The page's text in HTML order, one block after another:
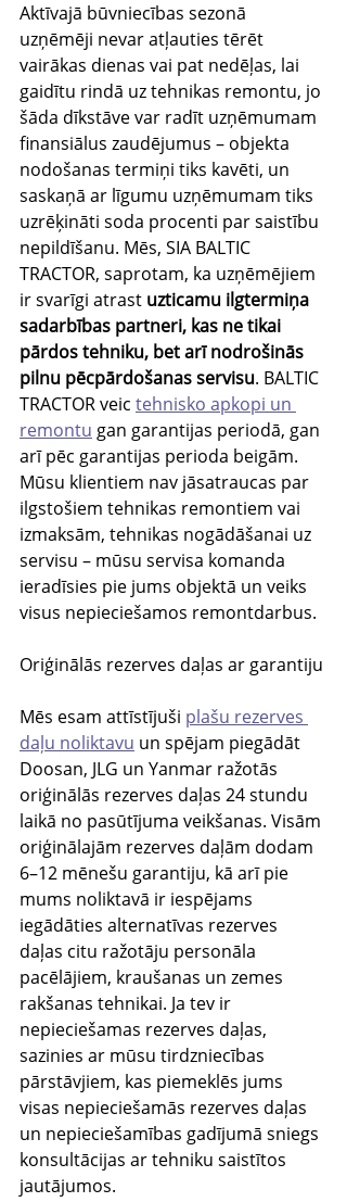
Aktīvajā būvniecības sezonā
uzņēmēji nevar atļauties tērēt
vairākas dienas vai pat nedēļas, lai
gaidītu rindā uz tehnikas remontu, jo
šāda dīkstāve var radīt uzņēmumam
finansiālus zaudējumus – objekta
nodošanas termiņi tiks kavēti, un
saskaņā ar līgumu uzņēmumam tiks
uzrēķināti soda procenti par saistību
nepildīšanu. Mēs, SIA BALTIC
TRACTOR, saprotam, ka uzņēmējiem
ir svarīgi atrast uzticamu ilgtermiņa
sadarbības partneri, kas ne tikai
pārdos tehniku, bet arī nodrošinās
pilnu pēcpārdošanas servisu. BALTIC
TRACTOR veic tehnisko apkopi un
remontu gan garantijas periodā, gan
arī pēc garantijas perioda beigām.
Mūsu klientiem nav jāsatraucas par
ilgstošiem tehnikas remontiem vai
izmaksām, tehnikas nogādāšanai uz
servisu – mūsu servisa komanda
ieradīsies pie jums objektā un veiks
visus nepieciešamos remontdarbus.
Oriģinālās rezerves daļas ar garantiju
Mēs esam attīstījuši plašu rezerves
daļu noliktavu un spējam piegādāt
Doosan, JLG un Yanmar ražotās
oriģinālās rezerves daļas 24 stundu
laikā no pasūtījuma veikšanas. Visām
oriģinālajām rezerves daļām dodam
6–12 mēnešu garantiju, kā arī pie
mums noliktavā ir iespējams
iegādāties alternatīvas rezerves
daļas citu ražotāju personāla
pacēlājiem, kraušanas un zemes
rakšanas tehnikai. Ja tev ir
nepieciešamas rezerves daļas,
sazinies ar mūsu tirdzniecības
pārstāvjiem, kas piemeklēs jums
visas nepieciešamās rezerves daļas
un nepieciešamības gadījumā sniegs
konsultācijas ar tehniku saistītos
jautājumos.